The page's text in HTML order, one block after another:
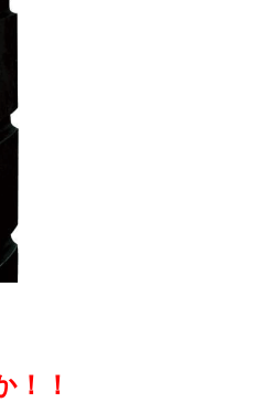
！！